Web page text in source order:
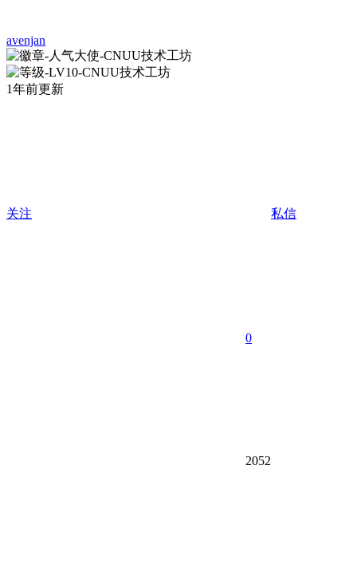
avenjan
1年前更新
关注 私信
0
2052